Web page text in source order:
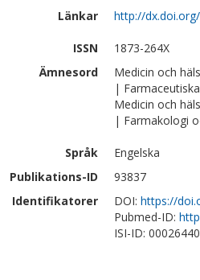
Länkar
http://
ISSN
1873-264X
Ämnesord
Medicin och
|
Medicin och
| Farmakologi
Språk
Engelska
Publikations-ID
93837
Identifikatorer
DOI: https://
Pubmed-ID:
ISI-ID: